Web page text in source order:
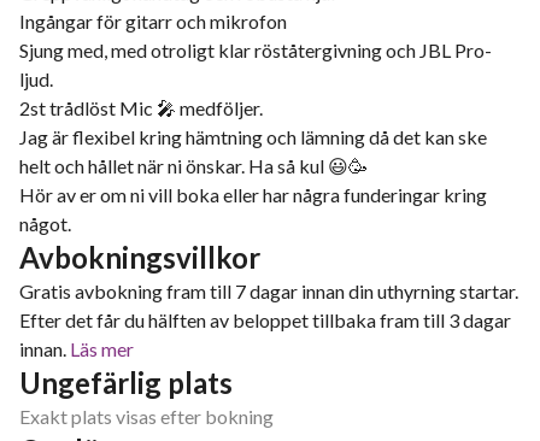
Ingångar för gitarr och mikrofon
Sjung med, med otroligt klar röståtergivning och JBL Pro-
ljud.
2st trådlöst Mic 🎤 medföljer.
Jag är flexibel kring hämtning och lämning då det kan ske
helt och hållet när ni önskar. Ha så kul 😃🥳
Hör av er om ni vill boka eller har några funderingar kring
något.
Avbokningsvillkor
Gratis avbokning fram till 7 dagar innan din uthyrning startar.
Efter det får du hälften av beloppet tillbaka fram till 3 dagar
innan. Läs mer
Ungefärlig plats
Exakt plats visas efter bokning